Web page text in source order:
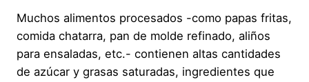
Muchos alimentos procesados -como papas fritas,
comida chatarra, pan de molde refinado, aliños
para ensaladas, etc.- contienen altas cantidades
de azúcar y grasas saturadas, ingredientes que